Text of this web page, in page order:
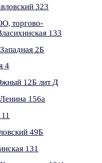
323
торгово-
133
2Б
4
12Б лит Д
156а
49Б
131